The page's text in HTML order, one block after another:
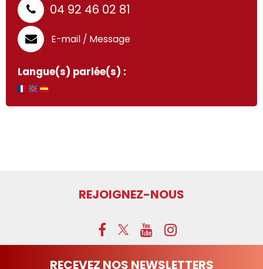
04 92 46 02 81
E-mail / Message
Langue(s) parlée(s) :
REJOIGNEZ-NOUS
RECEVEZ NOS NEWSLETTERS